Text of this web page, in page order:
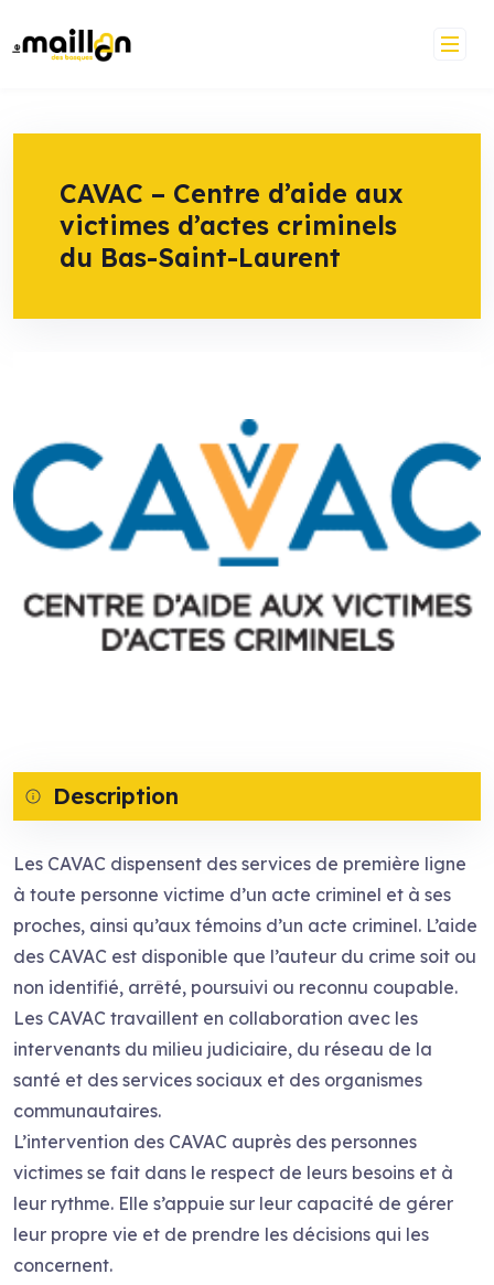
to
CAVAC – Centre d’aide aux
victimes d’actes criminels
du Bas-Saint-Laurent
Description
Les CAVAC dispensent des services de première ligne
à toute personne victime d’un acte criminel et à ses
proches, ainsi qu’aux témoins d’un acte criminel. L’aide
des CAVAC est disponible que l’auteur du crime soit ou
non identifié, arrêté, poursuivi ou reconnu coupable.
Les CAVAC travaillent en collaboration avec les
intervenants du milieu judiciaire, du réseau de la
santé et des services sociaux et des organismes
communautaires.
L’intervention des CAVAC auprès des personnes
victimes se fait dans le respect de leurs besoins et à
leur rythme. Elle s’appuie sur leur capacité de gérer
leur propre vie et de prendre les décisions qui les
concernent.